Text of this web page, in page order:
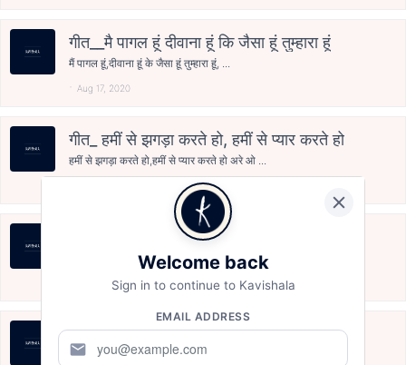
गीत__मै पागल हूं दीवाना हूं कि जैसा हूं तुम्हारा हूं
मैं पागल हूं,दीवाना हूं के जैसा हूं तुम्हारा हूं, ...
Aug 17, 2020
गीत_ हमीं से झगड़ा करते हो, हमीं से प्यार करते हो
हमीं से झगड़ा करते हो,हमीं से प्यार करते हो अरे ओ ...
प्रेमसंघर्ष में आहत प्रेमी का प्रणय निवेदित गीत आप...
Aug 17, 2020
गीत- कुछ अधूरा सा लिखूं तो मना मत करना
अधूरा सा कुछ लिखूं तो मना मत करना प्यार औरों से कर...
Welcome back
Sign in to continue to Kavishala
EMAIL ADDRESS
mail